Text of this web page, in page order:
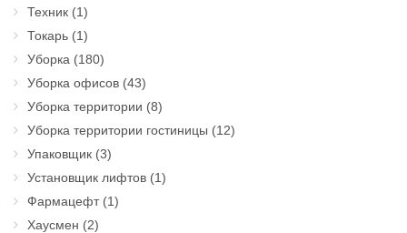
Техник (1)
Токарь (1)
Уборка (180)
Уборка офисов (43)
Уборка территории (8)
Уборка территории гостиницы (12)
Упаковщик (3)
Установщик лифтов (1)
Фармацефт(1)
Хаусмен (2)